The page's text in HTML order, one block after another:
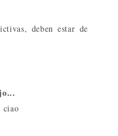
deben estar de
ciao